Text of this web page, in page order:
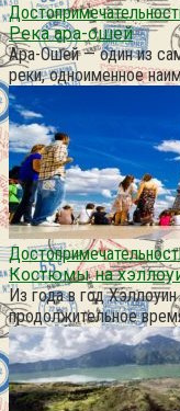
Река ара-ошей
Ара-Ошей — один из
реки, одноименное
Костюмы на
Из года в год
продолжительное